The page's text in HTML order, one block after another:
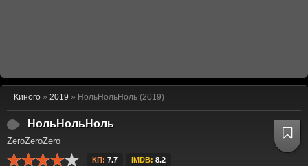
Киного » 2019 » НольНольНоль (2019)
НольНольНоль
ZeroZeroZero
КП: 7.7 IMDB: 8.2